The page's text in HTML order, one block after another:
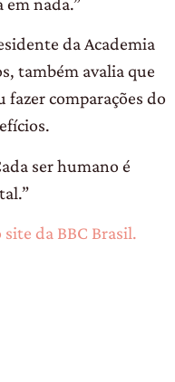
da Academia
também avalia que
comparações do
ser humano é
da BBC Brasil.